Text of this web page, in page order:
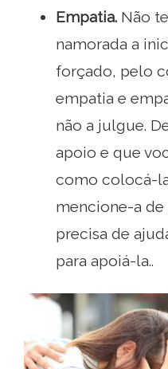
Empatia. Não
namorada a
forçado, pelo
empatia e
não a julgue.
apoio e que
como colocá-
mencione-a de
precisa de
para apoiá-la..